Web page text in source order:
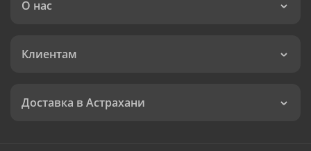
О нас
Клиентам
Доставка в Астрахани